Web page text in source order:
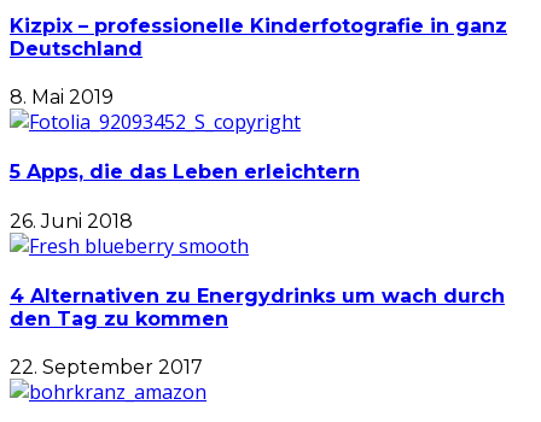
Kizpix – professionelle Kinderfotografie in ganz
Deutschland
8. Mai 2019
5 Apps, die das Leben erleichtern
26. Juni 2018
4 Alternativen zu Energydrinks um wach durch
den Tag zu kommen
22. September 2017